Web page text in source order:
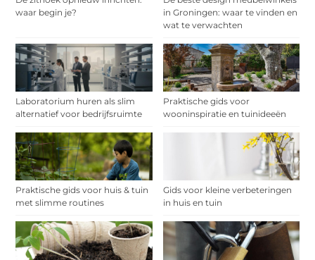
waar begin je?
in Groningen: waar te vinden en
wat te verwachten
Laboratorium huren als slim
alternatief voor bedrijfsruimte
Praktische gids voor
wooninspiratie en tuinideeën
Praktische gids voor huis & tuin
met slimme routines
Gids voor kleine verbeteringen
in huis en tuin